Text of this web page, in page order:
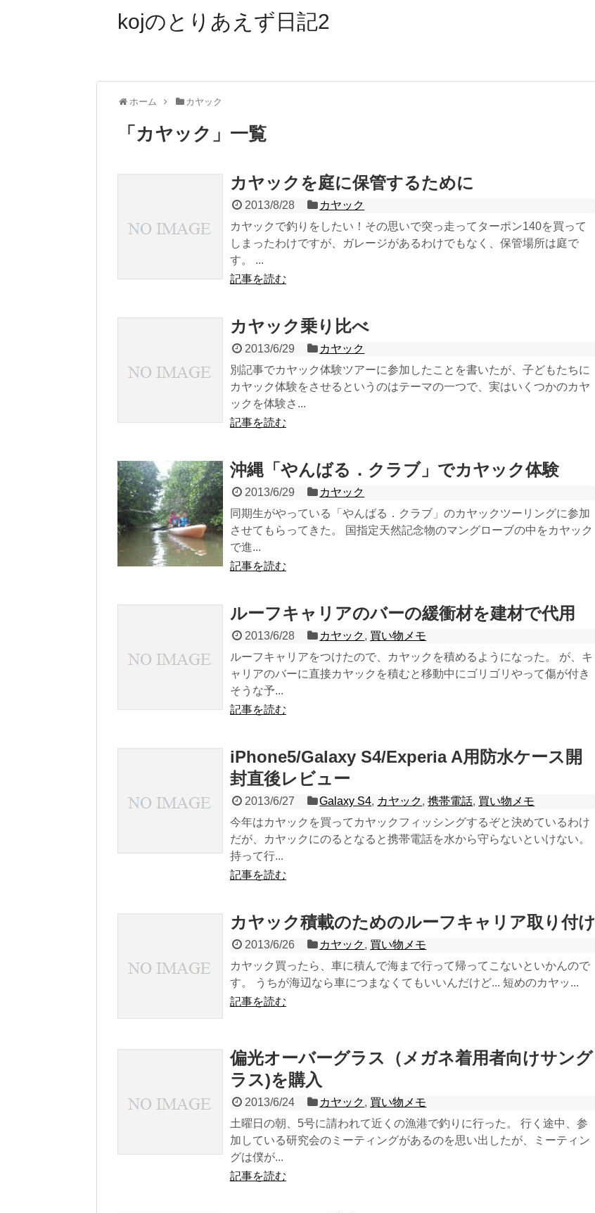
kojのとりあえず日記2
ホーム カヤック
「 カヤック 」 一覧
カヤックを庭に保管するために
2013/8/28
カヤック
カヤックで釣りをしたい！その思いで突っ走ってターポン140を買って
しまったわけですが、ガレージがあるわけでもなく、保管場所は庭で
す。 ...
記事を読む
カヤック乗り比べ
2013/6/29
カヤック
別記事でカヤック体験ツアーに参加したことを書いたが、子どもたちに
カヤック体験をさせるというのはテーマの一つで、実はいくつかのカヤ
ックを体験さ...
記事を読む
沖縄「やんばる．クラブ」でカヤック体験
2013/6/29
カヤック
同期生がやっている「やんばる．クラブ」のカヤックツーリングに参加
させてもらってきた。 国指定天然記念物のマングローブの中をカヤック
で進...
記事を読む
ルーフキャリアのバーの緩衝材を建材で代用
2013/6/28 カヤック, 買い物メモ
ルーフキャリアをつけたので、カヤックを積めるようになった。 が、キ
ャリアのバーに直接カヤックを積むと移動中にゴリゴリやって傷が付き
そうな予...
記事を読む
iPhone5/Galaxy S4/Experia A用防水ケース開
封直後レビュー
2013/6/27 Galaxy S4, カヤック,携帯電話, 買い物メモ
今年はカヤックを買ってカヤックフィッシングするぞと決めているわけ
だが、カヤックにのるとなると携帯電話を水から守らないといけない。
持って行...
記事を読む
カヤック積載のためのルーフキャリア取り付け
2013/6/26 カヤック, 買い物メモ
カヤック買ったら、車に積んで海まで行って帰ってこないといかんので
す。 うちが海辺なら車につまなくてもいいんだけど... 短めのカヤッ...
記事を読む
偏光オーバーグラス（メガネ着用者向けサング
ラス)を購入
2013/6/24 カヤック, 買い物メモ
土曜日の朝、5号に請われて近くの漁港で釣りに行った。 行く途中、参
加している研究会のミーティングがあるのを思い出したが、ミーティン
グは僕が...
記事を読む